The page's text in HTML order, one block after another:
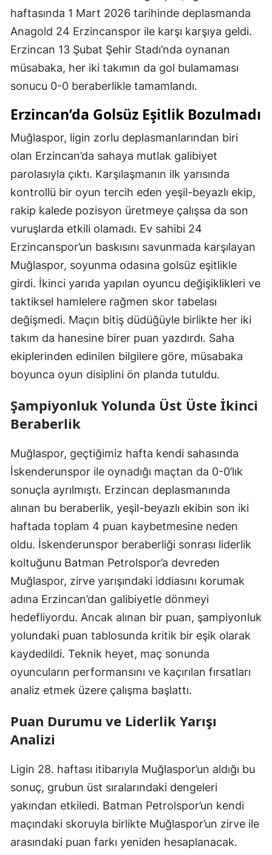
haftasında 1 Mart 2026 tarihinde deplasmanda
Anagold 24 Erzincanspor ile karşı karşıya geldi.
Erzincan 13 Şubat Şehir Stadı’nda oynanan
müsabaka, her iki takımın da gol bulamaması
sonucu 0-0 beraberlikle tamamlandı.
Erzincan’da Golsüz Eşitlik Bozulmadı
Muğlaspor, ligin zorlu deplasmanlarından biri
olan Erzincan’da sahaya mutlak galibiyet
parolasıyla çıktı. Karşılaşmanın ilk yarısında
kontrollü bir oyun tercih eden yeşil-beyazlı ekip,
rakip kalede pozisyon üretmeye çalışsa da son
vuruşlarda etkili olamadı. Ev sahibi 24
Erzincanspor’un baskısını savunmada karşılayan
Muğlaspor, soyunma odasına golsüz eşitlikle
girdi. İkinci yarıda yapılan oyuncu değişiklikleri ve
taktiksel hamlelere rağmen skor tabelası
değişmedi. Maçın bitiş düdüğüyle birlikte her iki
takım da hanesine birer puan yazdırdı. Saha
ekiplerinden edinilen bilgilere göre, müsabaka
boyunca oyun disiplini ön planda tutuldu.
Şampiyonluk Yolunda Üst Üste İkinci
Beraberlik
Muğlaspor, geçtiğimiz hafta kendi sahasında
İskenderunspor ile oynadığı maçtan da 0-0’lık
sonuçla ayrılmıştı. Erzincan deplasmanında
alınan bu beraberlik, yeşil-beyazlı ekibin son iki
haftada toplam 4 puan kaybetmesine neden
oldu. İskenderunspor beraberliği sonrası liderlik
koltuğunu Batman Petrolspor’a devreden
Muğlaspor, zirve yarışındaki iddiasını korumak
adına Erzincan’dan galibiyetle dönmeyi
hedefliyordu. Ancak alınan bir puan, şampiyonluk
yolundaki puan tablosunda kritik bir eşik olarak
kaydedildi. Teknik heyet, maç sonunda
oyuncuların performansını ve kaçırılan fırsatları
analiz etmek üzere çalışma başlattı.
Puan Durumu ve Liderlik Yarışı
Analizi
Ligin 28. haftası itibarıyla Muğlaspor’un aldığı bu
sonuç, grubun üst sıralarındaki dengeleri
yakından etkiledi. Batman Petrolspor’un kendi
maçındaki skoruyla birlikte Muğlaspor’un zirve ile
arasındaki puan farkı yeniden hesaplanacak.